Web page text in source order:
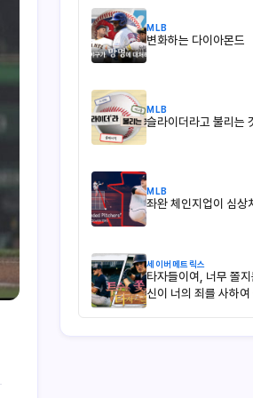
MLB
변화하는 다이아몬드
MLB
슬라이더라고 불리는
MLB
좌완 체인지업이 심상
세이버메트릭스
타자들이여, 너무 쫄
신이 너의 죄를 사하